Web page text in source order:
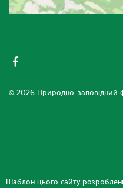
© 2026 Природно-заповідний
Шаблон цього сайту